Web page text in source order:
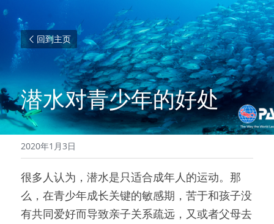
回到主页
潜水对青少年的好处
2020年1月3日
很多人认为，潜水是只适合成年人的运动。那
么，在青少年成长关键的敏感期，苦于和孩子没
有共同爱好而导致亲子关系疏远，又或者父母去